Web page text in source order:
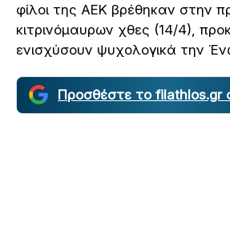
φίλοι της ΑΕΚ βρέθηκαν στην
κιτρινόμαυρων χθες (14/4),
ενισχύσουν ψυχολογικά την
Προσθέστε το filathlos.gr